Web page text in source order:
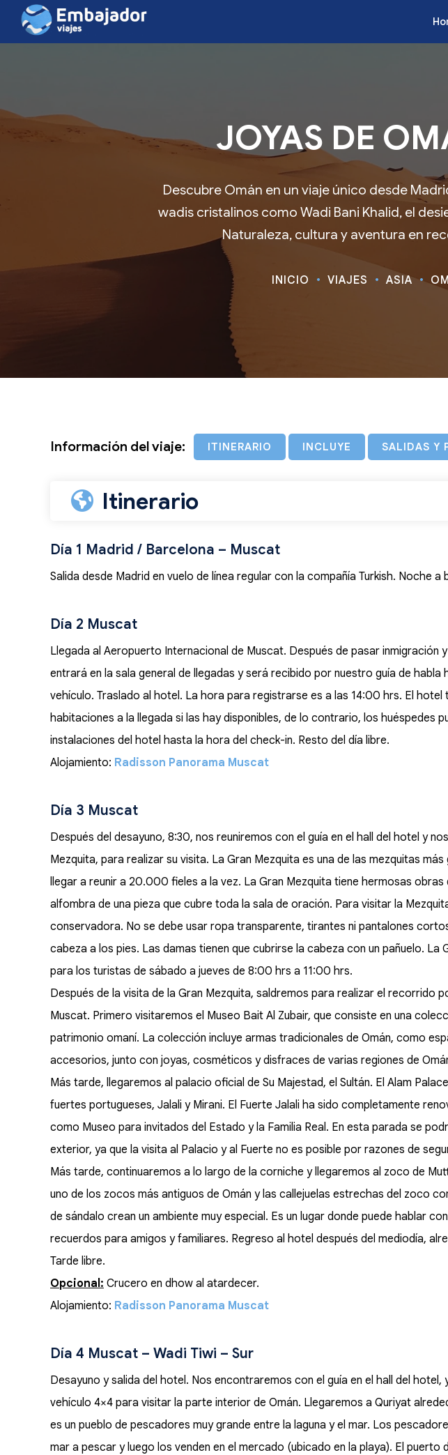
JOYAS DE
Descubre Omán en un viaje único desde
wadis cristalinos como Wadi Bani Khalid, el
Naturaleza, cultura y aventura en
INICIO VIAJES ASIA
Información del viaje: ITINERARIO INCLUYE SALIDAS Y
Itinerario
Día 1 Madrid / Barcelona – Muscat
Salida desde Madrid en vuelo de línea regular con la compañía Turkish. Noche a
Día 2 Muscat
Llegada al Aeropuerto Internacional de Muscat. Después de pasar inmigración
entrará en la sala general de llegadas y será recibido por nuestro guía de habla
vehículo. Traslado al hotel. La hora para registrarse es a las 14:00 hrs. El hotel
habitaciones a la llegada si las hay disponibles, de lo contrario, los huéspedes
instalaciones del hotel hasta la hora del check-in. Resto del día libre.
Alojamiento: Radisson Panorama Muscat
Día 3 Muscat
Después del desayuno, 8:30, nos reuniremos con el guía en el hall del hotel y
Mezquita, para realizar su visita. La Gran Mezquita es una de las mezquitas
llegar a reunir a 20.000 fieles a la vez. La Gran Mezquita tiene hermosas obras
alfombra de una pieza que cubre toda la sala de oración. Para visitar la
conservadora. No se debe usar ropa transparente, tirantes ni pantalones
cabeza a los pies. Las damas tienen que cubrirse la cabeza con un pañuelo. La
para los turistas de sábado a jueves de 8:00 hrs a 11:00 hrs.
Después de la visita de la Gran Mezquita, saldremos para realizar el recorrido
Muscat. Primero visitaremos el Museo Bait Al Zubair, que consiste en una
patrimonio omaní. La colección incluye armas tradicionales de Omán, como
accesorios, junto con joyas, cosméticos y disfraces de varias regiones de
Más tarde, llegaremos al palacio oficial de Su Majestad, el Sultán. El Alam
fuertes portugueses, Jalali y Mirani. El Fuerte Jalali ha sido completamente
como Museo para invitados del Estado y la Familia Real. En esta parada se
exterior, ya que la visita al Palacio y al Fuerte no es posible por razones de
Más tarde, continuaremos a lo largo de la corniche y llegaremos al zoco de
uno de los zocos más antiguos de Omán y las callejuelas estrechas del zoco
de sándalo crean un ambiente muy especial. Es un lugar donde puede hablar
recuerdos para amigos y familiares. Regreso al hotel después del mediodía,
Tarde libre.
Opcional: Crucero en dhow al atardecer.
Alojamiento: Radisson Panorama Muscat
Día 4 Muscat – Wadi Tiwi – Sur
Desayuno y salida del hotel. Nos encontraremos con el guía en el hall del
vehículo 4×4 para visitar la parte interior de Omán. Llegaremos a Quriyat
es un pueblo de pescadores muy grande entre la laguna y el mar. Los
mar a pescar y luego los venden en el mercado (ubicado en la playa). El puerto